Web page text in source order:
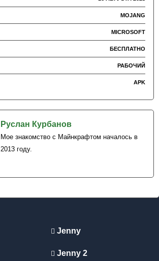
MOJANG
MICROSOFT
БЕСПЛАТНО
РАБОЧИЙ
APK
Руслан Курбанов
Мое знакомство с Майнкрафтом началось в
2013 году.
Jenny
Jenny 2